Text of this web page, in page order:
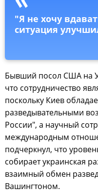
"Я не хочу
ситуация
Бывший посол США на
что сотрудничество
поскольку Киев
разведывательными
России", а научный
международным
подчеркнул, что
собирает украинская
взаимный обмен
Вашингтоном.